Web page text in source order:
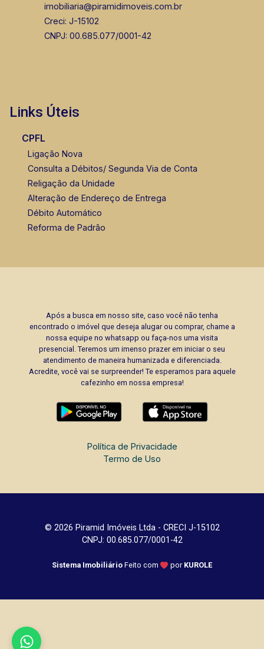
imobiliaria@piramidimoveis.com.br
Creci: J-15102
CNPJ: 00.685.077/0001-42
Links Úteis
CPFL
Ligação Nova
Consulta a Débitos/ Segunda Via de Conta
Religação da Unidade
Alteração de Endereço de Entrega
Débito Automático
Reforma de Padrão
Após a busca em nosso site, caso você não tenha
encontrado o imóvel que deseja alugar ou comprar, chame a
nossa equipe no whatsapp ou faça-nos uma visita
presencial. Teremos um imenso prazer em iniciar o seu
atendimento de maneira humanizada e diferenciada.
Acredite, você vai se surpreender! Te esperamos para aquele
cafezinho em nossa empresa!
Política de Privacidade
Termo de Uso
© 2026 Piramid Imóveis Ltda - CRECI J-15102
CNPJ: 00.685.077/0001-42
Sistema Imobiliário Feito com por KUROLE